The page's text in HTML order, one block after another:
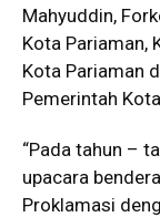
Mahyuddin,
Kota Pariaman,
Kota Pariaman
Pemerintah
“Pada tahun –
upacara
Proklamasi